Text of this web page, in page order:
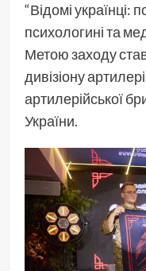
“Відомі українці:
психологині та
Метою заходу
дивізіону
артилерійської
України.